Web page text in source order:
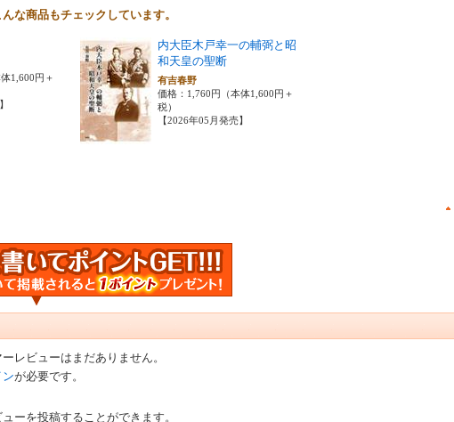
な商品もチェックしています。
1,600円＋
内大臣木戸幸一の輔弼と昭
和天皇の聖断
有吉春野
価格：1,760円（本体1,600円＋
税）
【2026年05月発売】
レビューはまだありません。
ンが必要です。
ーを投稿することができます。